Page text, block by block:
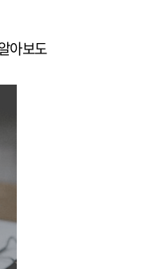
아보도